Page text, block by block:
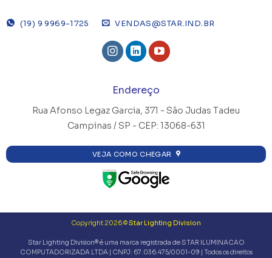
(19) 9 9969-1725 VENDAS@STAR.IND.BR
Endereço
Rua Afonso Legaz Garcia, 371 - São Judas Tadeu
Campinas / SP - CEP: 13068-631
VEJA COMO CHEGAR
Copyright 2026 ©Star Lighting Division
Star Lighting Division® é uma marca registrada de STAR ILUMINACAO
COMPUTADORIZADA LTDA | CNPJ: 67.036.475/0001-09 | Todos os direitos